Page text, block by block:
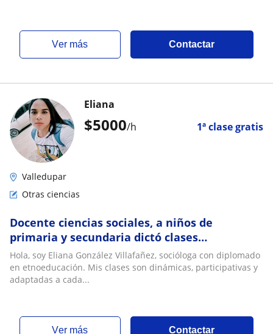
ver más Contactar
$5000/h 1ª clase gratis
Eliana
Valledupar
Otras ciencias
Docente ciencias sociales, a niños de
primaria y secundaria dictó clases
particulares
Hola, soy Eliana González Villafañez, socióloga con diplomado
en etnoeducación. Mis clases son dinámicas, participativas y
adaptadas a cada...
ver más Contactar